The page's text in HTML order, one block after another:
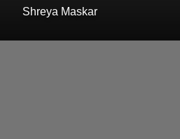
Shreya Maskar